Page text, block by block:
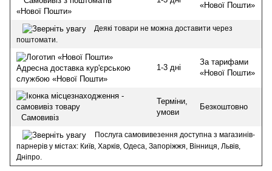
«Нової Пошти»
«Нової Пошти»
Деякі товари не можна доставити через
поштомати.
Адресна доставка кур'єрською
службою «Нової Пошти»
1-3 дні
За тарифами
«Нової Пошти»
Самовивіз
Терміни,
умови
Безкоштовно
Послуга самовивезення доступна з магазинів-
парнерів у містах: Київ, Харків, Одеса, Запоріжжя, Вінниця, Львів,
Дніпро.